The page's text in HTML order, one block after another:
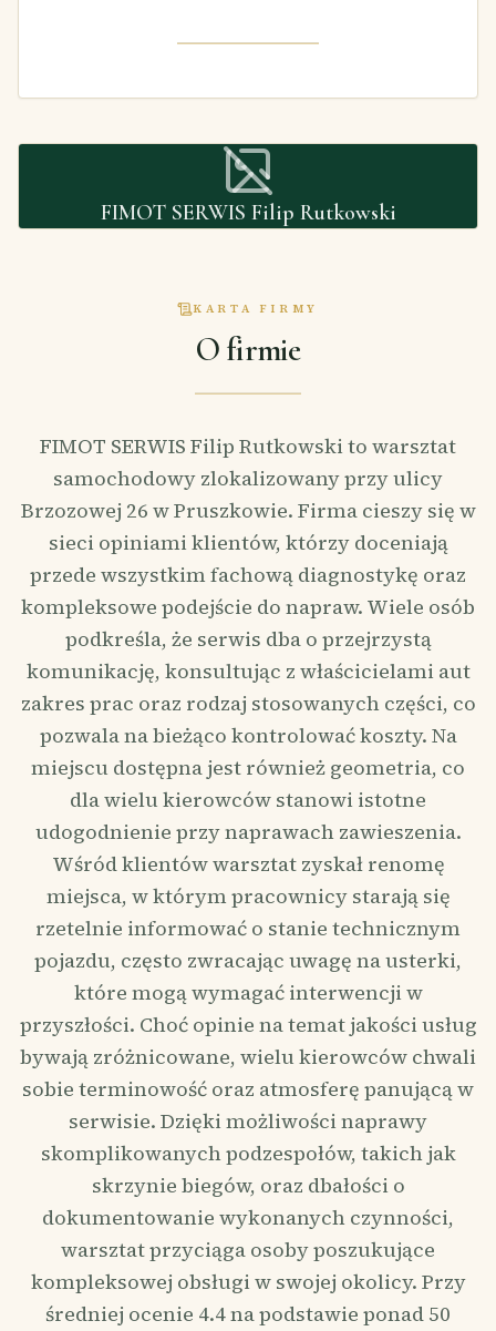
FIMOT SERWIS Filip Rutkowski
KARTA FIRMY
O firmie
FIMOT SERWIS Filip Rutkowski to warsztat
samochodowy zlokalizowany przy ulicy
Brzozowej 26 w Pruszkowie. Firma cieszy się w
sieci opiniami klientów, którzy doceniają
przede wszystkim fachową diagnostykę oraz
kompleksowe podejście do napraw. Wiele osób
podkreśla, że serwis dba o przejrzystą
komunikację, konsultując z właścicielami aut
zakres prac oraz rodzaj stosowanych części, co
pozwala na bieżąco kontrolować koszty. Na
miejscu dostępna jest również geometria, co
dla wielu kierowców stanowi istotne
udogodnienie przy naprawach zawieszenia.
Wśród klientów warsztat zyskał renomę
miejsca, w którym pracownicy starają się
rzetelnie informować o stanie technicznym
pojazdu, często zwracając uwagę na usterki,
które mogą wymagać interwencji w
przyszłości. Choć opinie na temat jakości usług
bywają zróżnicowane, wielu kierowców chwali
sobie terminowość oraz atmosferę panującą w
serwisie. Dzięki możliwości naprawy
skomplikowanych podzespołów, takich jak
skrzynie biegów, oraz dbałości o
dokumentowanie wykonanych czynności,
warsztat przyciąga osoby poszukujące
kompleksowej obsługi w swojej okolicy. Przy
średniej ocenie 4.4 na podstawie ponad 50